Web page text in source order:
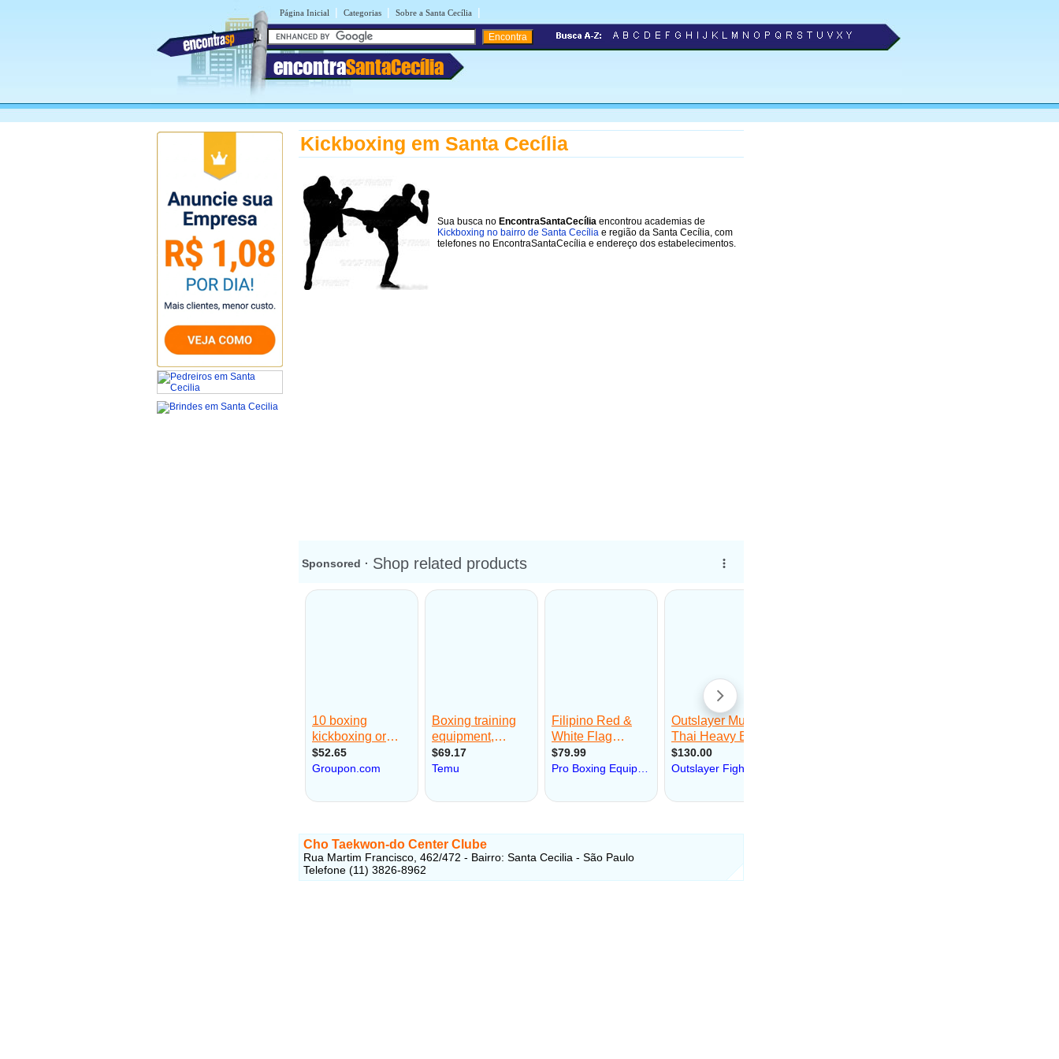
Página Inicial | Categorias | Sobre a Santa Cecília |
encontraSantaCecília
Kickboxing em Santa Cecília
Sua busca no EncontraSantaCecília encontrou academias de
Kickboxing no bairro de Santa Cecília e região da Santa Cecília, com
telefones no EncontraSantaCecília e endereço dos estabelecimentos.
Cho Taekwon-do Center Clube
Rua Martim Francisco, 462/472 - Bairro: Santa Cecilia - São Paulo
Telefone (11) 3826-8962